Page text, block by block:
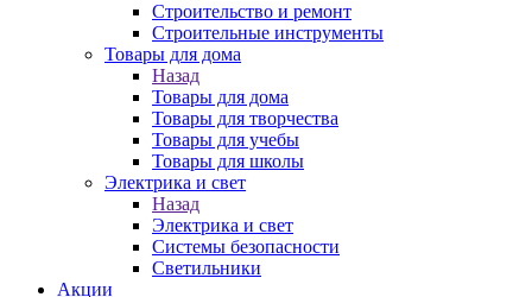
Строительство и ремонт
Строительные инструменты
Товары для дома
Назад
Товары для дома
Товары для творчества
Товары для учебы
Товары для школы
Электрика и свет
Назад
Электрика и свет
Системы безопасности
Светильники
Акции